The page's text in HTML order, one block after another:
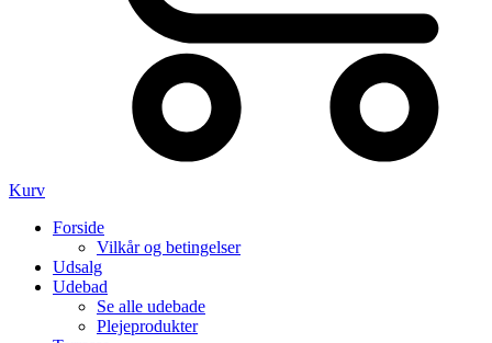
Kurv
Forside
Vilkår og betingelser
Udsalg
Udebad
Se alle udebade
Plejeprodukter